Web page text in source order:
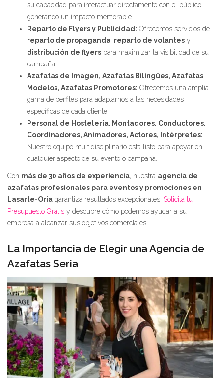
su capacidad para interactuar directamente con el público,
generando un impacto memorable.
Reparto de Flyers y Publicidad: Ofrecemos servicios de
reparto de propaganda reparto de volantes y
distribución de flyers para maximizar la visibilidad de su
campaña.
Azafatas de Imagen, Azafatas Bilingües, Azafatas
Modelos, Azafatas Promotores: Ofrecemos una amplia
gama de perfiles para adaptarnos a las necesidades
específicas de cada cliente.
Personal de Hostelería, Montadores, Conductores,
Coordinadores, Animadores, Actores, Intérpretes:
Nuestro equipo multidisciplinario está listo para apoyar en
cualquier aspecto de su evento o campaña.
Con más de 30 años de experiencia, nuestra agencia de
azafatas profesionales para eventos y promociones en
Lasarte-Oria garantiza resultados excepcionales. Solicita tu
Presupuesto Gratis y descubre cómo podemos ayudar a su
empresa a alcanzar sus objetivos comerciales.
La Importancia de Elegir una Agencia de
Azafatas Seria